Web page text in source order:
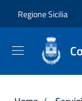
Regione Sicilia